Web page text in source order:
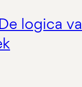
logica